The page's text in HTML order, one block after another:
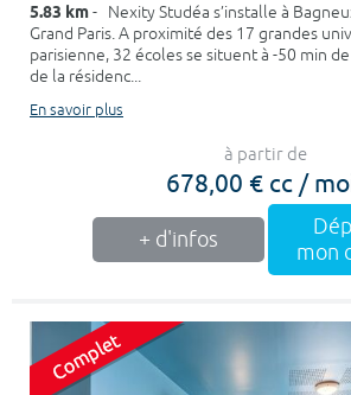
5.83 km- Nexity Studéa s’installe à
Grand Paris. A proximité des 17 grandes
parisienne, 32 écoles se situent à -50 min
de la résidenc...
En savoir plus
à partir de
678,00 € cc /
+ d'infos
mon